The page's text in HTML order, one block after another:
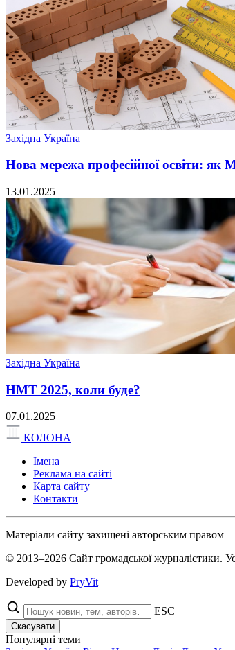
Західна Україна
Нова мережа професійної освіти: як
13.01.2025
Західна Україна
НМТ 2025, коли буде?
07.01.2025
КОЛОНА
Імена
Реклама на сайті
Карта сайту
Контакти
Матеріали сайту захищені авторським правом
© 2013–2026 Сайт громадської журналістики.
Developed by PryVit
ESC
Скасувати
Популярні теми